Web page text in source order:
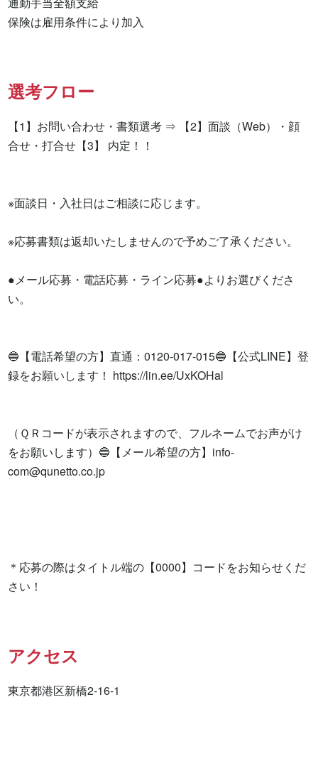
保険は雇用条件により加入
選考フロー
【1】お問い合わせ・書類選考 ⇒ 【2】面談（Web）・顔
合せ・打合せ【3】 内定！！
※面談日・入社日はご相談に応じます。
※応募書類は返却いたしませんので予めご了承ください。
●メール応募・電話応募・ライン応募●よりお選びくださ
い。
🔵【電話希望の方】直通：0120-017-015🔵【公式LINE】登
録をお願いします！ https://lin.ee/UxKOHal
（ＱＲコードが表示されますので、フルネームでお声がけ
をお願いします）🔵【メール希望の方】 info-
com@qunetto.co.jp
＊応募の際はタイトル端の【0000】コードをお知らせくだ
さい！
アクセス
東京都港区新橋2-16-1